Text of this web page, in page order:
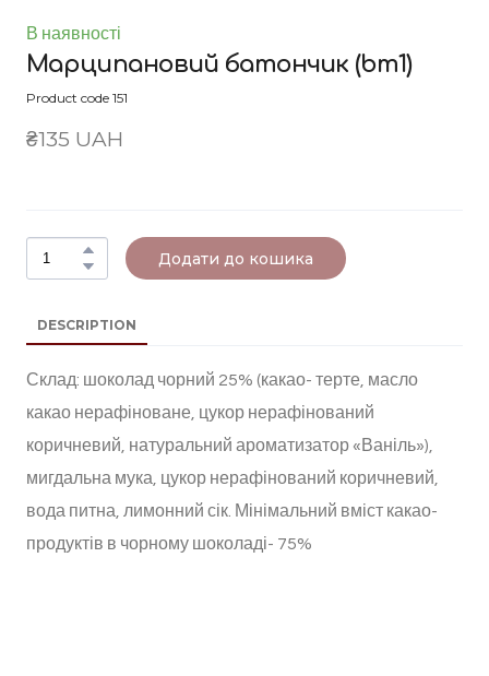
В наявності
Марципановий батончик (bm1)
Product code 151
₴135 UAH
Додати до кошика
DESCRIPTION
Склад: шоколад чорний 25% (какао- терте, масло
какао нерафіноване, цукор нерафінований
коричневий, натуральний ароматизатор «Ваніль»),
мигдальна мука, цукор нерафінований коричневий,
вода питна, лимонний сік. Мінімальний вміст какао-
продуктів в чорному шоколаді- 75%